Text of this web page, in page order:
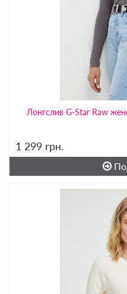
Лонгслив G-Star Raw
1 299 грн.